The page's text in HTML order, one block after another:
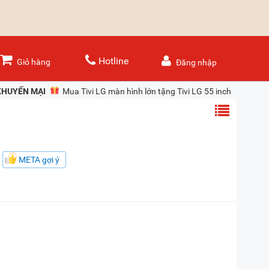
Đăng nhập
Giỏ hàng Hotline
MẠI Mua Tivi LG màn hình lớn tặng Tivi LG 55 inch
META gợi ý